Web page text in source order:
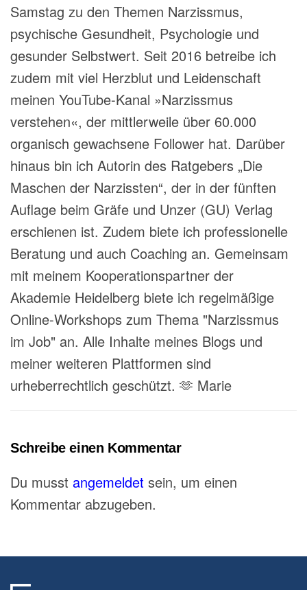
Samstag zu den Themen Narzissmus,
psychische Gesundheit, Psychologie und
gesunder Selbstwert. Seit 2016 betreibe ich
zudem mit viel Herzblut und Leidenschaft
meinen YouTube-Kanal »Narzissmus
verstehen«, der mittlerweile über 60.000
organisch gewachsene Follower hat. Darüber
hinaus bin ich Autorin des Ratgebers „Die
Maschen der Narzissten“, der in der fünften
Auflage beim Gräfe und Unzer (GU) Verlag
erschienen ist. Zudem biete ich professionelle
Beratung und auch Coaching an. Gemeinsam
mit meinem Kooperationspartner der
Akademie Heidelberg biete ich regelmäßige
Online-Workshops zum Thema "Narzissmus
im Job" an. Alle Inhalte meines Blogs und
meiner weiteren Plattformen sind
urheberrechtlich geschützt. 🫶 Marie
Schreibe einen Kommentar
Du musst angemeldet sein, um einen
Kommentar abzugeben.